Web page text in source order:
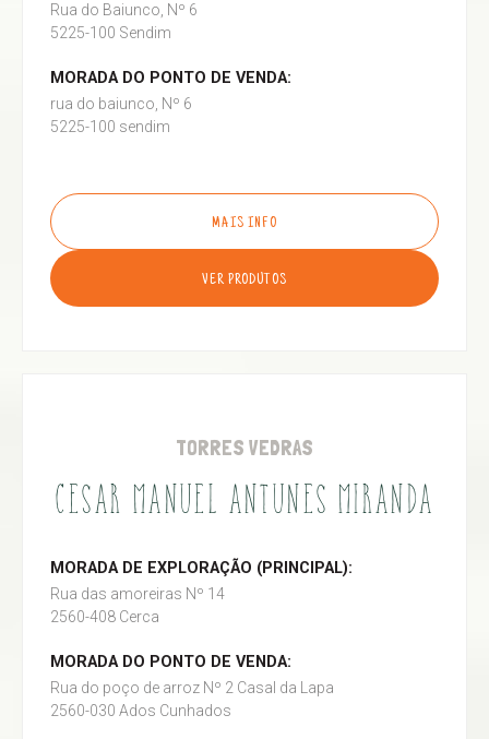
Rua do Baiunco, Nº 6
5225-100 Sendim
MORADA DO PONTO DE VENDA:
rua do baiunco, Nº 6
5225-100 sendim
MAIS INFO
VER PRODUTOS
TORRES VEDRAS
CESAR MANUEL ANTUNES MIRANDA
MORADA DE EXPLORAÇÃO (PRINCIPAL):
Rua das amoreiras Nº 14
2560-408 Cerca
MORADA DO PONTO DE VENDA:
Rua do poço de arroz Nº 2 Casal da Lapa
2560-030 Ados Cunhados